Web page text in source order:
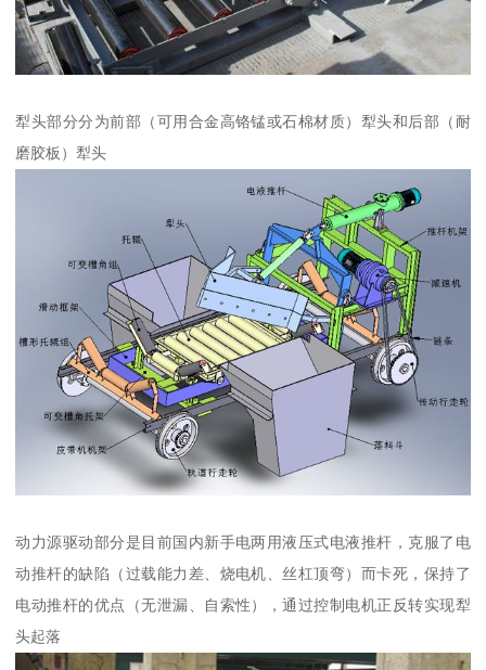
犁头部分分为前部（可用合金高铬锰或石棉材质）犁头和后部（耐
磨胶板）犁头
动力源驱动部分是目前国内新手电两用液压式电液推杆，克服了电
动推杆的缺陷（过载能力差、烧电机、丝杠顶弯）而卡死，保持了
电动推杆的优点（无泄漏、自索性），通过控制电机正反转实现犁
头起落